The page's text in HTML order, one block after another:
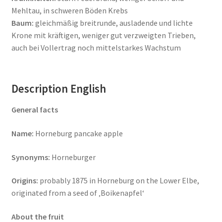
Mehltau, in schweren Böden Krebs
Baum: gleichmäßig breitrunde, ausladende und lichte
Krone mit kräftigen, weniger gut verzweigten Trieben,
auch bei Vollertrag noch mittelstarkes Wachstum
Description English
General facts
Name: Horneburg pancake apple
Synonyms: Horneburger
Origins: probably 1875 in Horneburg on the Lower Elbe,
originated from a seed of ‚Boikenapfel‘
About the fruit